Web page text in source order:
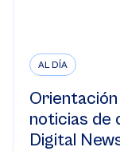
AL DÍA
noticias de
Digital